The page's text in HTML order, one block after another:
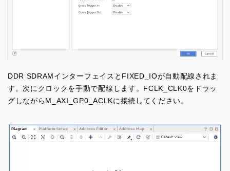
DDR SDRAMインターフェイスとFIXED_IOが自動配線されま
す。次にクロックを手動で配線します。FCLK_CLK0をドラッ
グしながらM_AXI_GP0_ACLKに接続してください。